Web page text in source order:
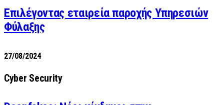
Επιλέγοντας εταιρεία παροχής Υπηρεσιών
Φύλαξης
27/08/2024
Cyber Security